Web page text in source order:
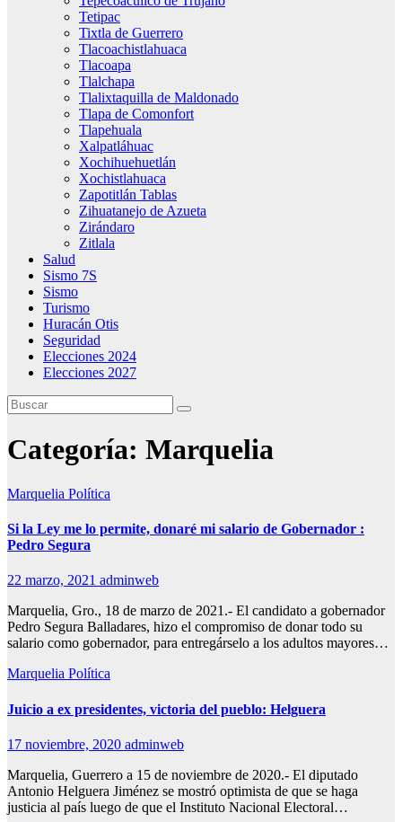
Tetipac
Tixtla de Guerrero
Tlacoachistlahuaca
Tlacoapa
Tlalchapa
Tlalixtaquilla de Maldonado
Tlapa de Comonfort
Tlapehuala
Xalpatláhuac
Xochihuehuetlán
Xochistlahuaca
Zapotitlán Tablas
Zihuatanejo de Azueta
Zirándaro
Zitlala
Salud
Sismo 7S
Sismo
Turismo
Huracán Otis
Seguridad
Elecciones 2024
Elecciones 2027
Categoría: Marquelia
Marquelia Política
Si la Ley me lo permite, donaré mi salario de Gobernador :
Pedro Segura
22 marzo, 2021 adminweb
Marquelia, Gro., 18 de marzo de 2021.- El candidato a gobernador
Pedro Segura Balladares, hizo el compromiso de donar todo su
salario como gobernador, para entregárselo a los adultos mayores…
Marquelia Política
Juicio a ex presidentes, victoria del pueblo: Helguera
17 noviembre, 2020 adminweb
Marquelia, Guerrero a 15 de noviembre de 2020.- El diputado
Antonio Helguera Jiménez se mostró optimista de que se haga
justicia al país luego de que el Instituto Nacional Electoral…